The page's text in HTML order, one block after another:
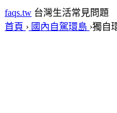
faqs.tw 台灣生活常見問題
首頁 › 國內自駕環島 ›獨自